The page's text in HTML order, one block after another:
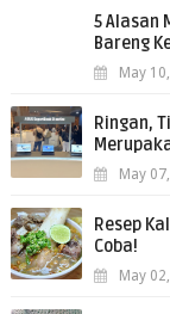
5 Alasan
Bareng
May
Ringan,
May
Resep
Coba!
May